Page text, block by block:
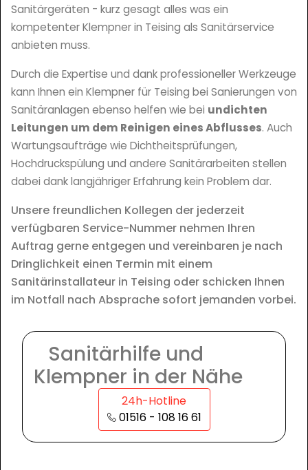
Sanitärgeräten - kurz gesagt alles was ein
kompetenter Klempner in Teising als Sanitärservice
anbieten muss.
Durch die Expertise und dank professioneller Werkzeuge
kann Ihnen ein Klempner für Teising bei Sanierungen von
Sanitäranlagen ebenso helfen wie bei undichten
Leitungen um dem Reinigen eines Abflusses. Auch
Wartungsaufträge wie Dichtheitsprüfungen,
Hochdruckspülung und andere Sanitärarbeiten stellen
dabei dank langjähriger Erfahrung kein Problem dar.
Unsere freundlichen Kollegen der jederzeit
verfügbaren Service-Nummer nehmen Ihren
Auftrag gerne entgegen und vereinbaren je nach
Dringlichkeit einen Termin mit einem
Sanitärinstallateur in Teising oder schicken Ihnen
im Notfall nach Absprache sofort jemanden vorbei.
Sanitärhilfe und
Klempner in der Nähe
24h-Hotline
01516 - 108 16 61